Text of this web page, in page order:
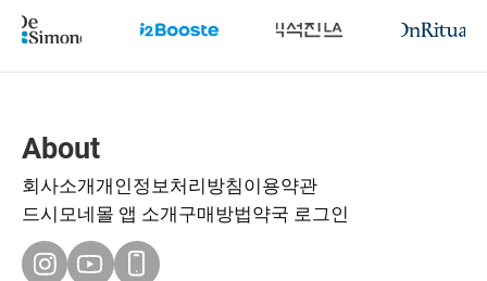
About
회사소개개인정보처리방침이용약관
드시모네몰 앱 소개구매방법약국 로그인